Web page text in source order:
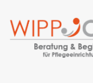
Zum
Inhalt